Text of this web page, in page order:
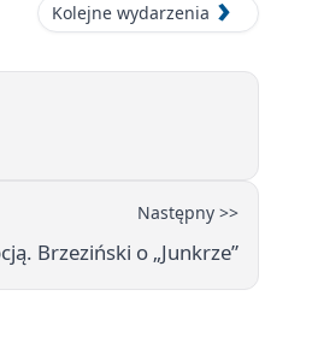
Kolejne wydarzenia
Następny >>
Brzeziński o „Junkrze”